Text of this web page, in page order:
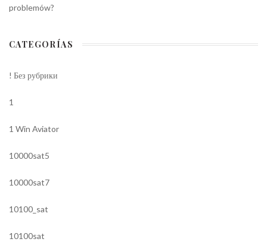
problemów?
CATEGORÍAS
! Без рубрики
1
1 Win Aviator
10000sat5
10000sat7
10100_sat
10100sat